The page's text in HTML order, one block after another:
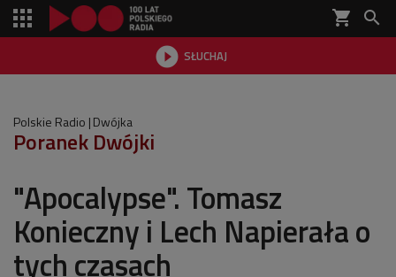
shopping_cart 
 SŁUCHAJ

Polskie Radio Dwójka
Poranek Dwójki
"Apocalypse". Tomasz
Konieczny i Lech Napierała o
tych czasach